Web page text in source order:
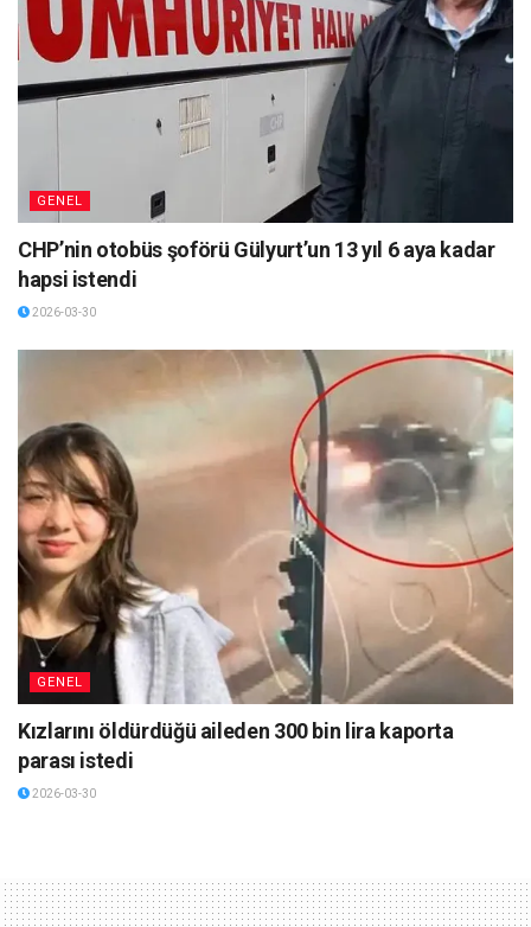
GENEL
CHP’nin otobüs şoförü Gülyurt’un 13 yıl 6 aya kadar
hapsi istendi
2026-03-30
GENEL
Kızlarını öldürdüğü aileden 300 bin lira kaporta
parası istedi
2026-03-30